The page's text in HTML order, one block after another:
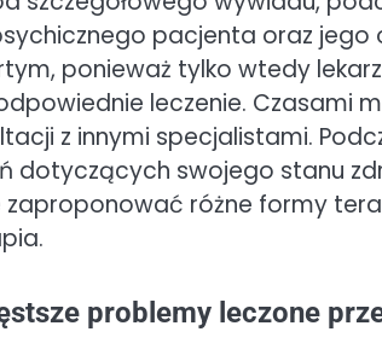
pacjenta oraz
ponieważ tylko wtedy
leczenie. Czasami
z innymi specjalistami.
dotyczących swojego stanu
zaproponować różne formy
problemy leczone